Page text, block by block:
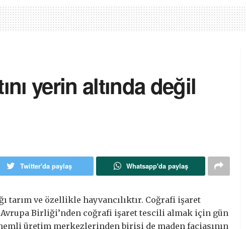
yerin altında değil
Twitter'da paylaş Whatsapp'da paylaş
tarım ve özellikle hayvancılıktır. Coğrafi işaret
Birliği’nden coğrafi işaret tescili almak için gün
üretim merkezlerinden birisi de maden faciasının